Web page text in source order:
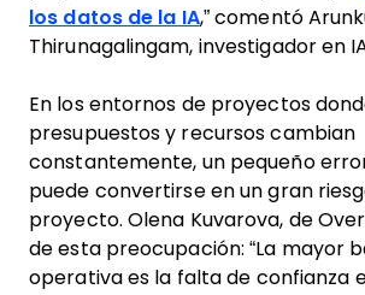
los datos de la IA,” comentó
Thirunagalingam, investigador en
En los entornos de proyectos
presupuestos y recursos cambian
constantemente, un pequeño
puede convertirse en un gran
proyecto. Olena Kuvarova, de
de esta preocupación: “La mayor
operativa es la falta de confianza